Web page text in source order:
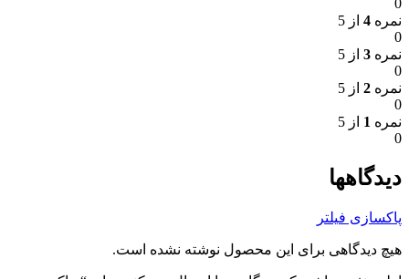
0
نمره 4 از 5
0
نمره 3 از 5
0
نمره 2 از 5
0
نمره 1 از 5
0
دیدگاهها
پاکسازی فیلتر
هیچ دیدگاهی برای این محصول نوشته نشده است.